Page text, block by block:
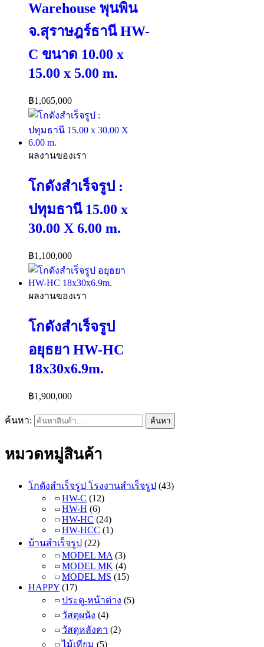
Warehouse พุนพิน
จ.สุราษฎร์ธานี HW-
C ขนาด 10.00 x
15.00 x 5.00 m.
฿1,065,000
ผลงานของเรา
โกดังสำเร็จรูป :
ปทุมธานี 15.00 x
30.00 X 6.00 m.
฿1,100,000
ผลงานของเรา
โกดังสำเร็จรูป
อยุธยา HW-HC
18x30x6.9m.
฿1,900,000
ค้นหา: ค้นหา
หมวดหมู่สินค้า
โกดังสำเร็จรูป โรงงานสำเร็จรูป (43)
HW-C (12)
HW-H (6)
HW-HC (24)
HW-HCC (1)
บ้านสำเร็จรูป (22)
MODEL MA (3)
MODEL MK (4)
MODEL MS (15)
HAPPY (17)
ประตู-หน้าต่าง (5)
วัสดุผนัง (4)
วัสดุหลังคา (2)
ไม้เทียม (5)